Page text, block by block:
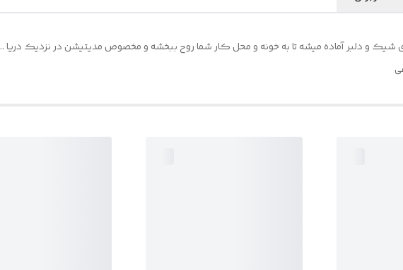
شیک و دلبر آماده میشه تا به خونه و محل کار شما روح ببخشه و مخصوص مدیتیشن در نزدیک دریا ..